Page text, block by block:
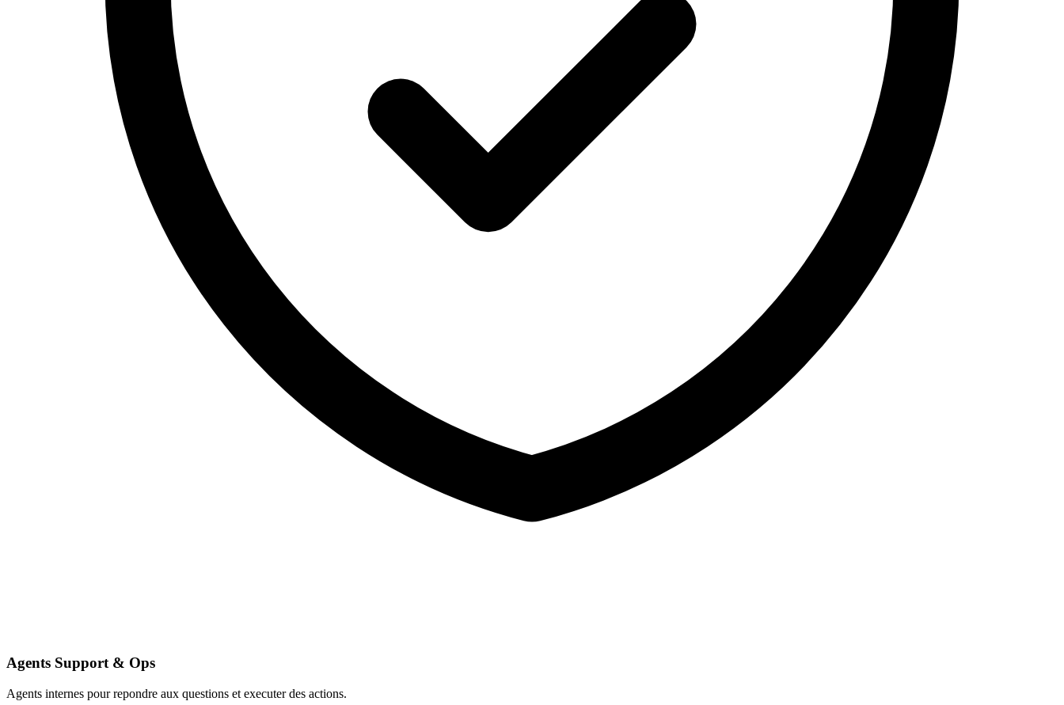
Agents Support & Ops
Agents internes pour repondre aux questions et executer des actions.